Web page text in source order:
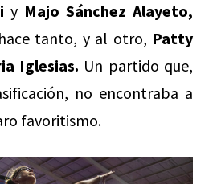
y Majo Sánchez Alayeto,
tanto, y al otro, Patty
Iglesias. Un partido que,
no encontraba a
favoritismo.